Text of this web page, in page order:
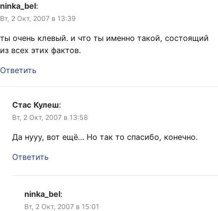
ninka_bel:
Вт, 2 Окт, 2007 в 13:39
ты очень клевый. и что ты именно такой, состоящий
из всех этих фактов.
Ответить
Стас Кулеш:
Вт, 2 Окт, 2007 в 13:58
Да нууу, вот ещё… Но так то спасибо, конечно.
Ответить
ninka_bel:
Вт, 2 Окт, 2007 в 15:01